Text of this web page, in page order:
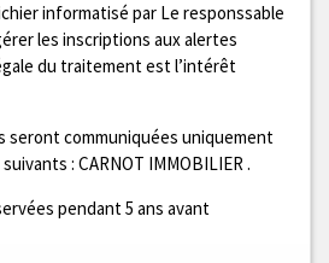
informatisé par Le responssable
les inscriptions aux alertes
du traitement est l’intérêt
seront communiquées uniquement
: CARNOT IMMOBILIER.
pendant 5 ans avant